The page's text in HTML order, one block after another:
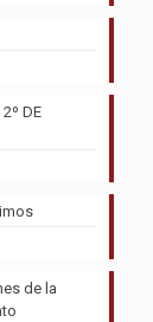
2º DE
de la